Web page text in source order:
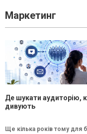
Маркетинг
Де шукати аудиторію,
дивують
Ще кілька років тому для